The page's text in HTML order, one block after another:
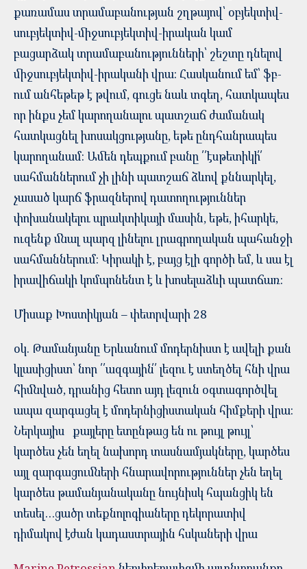
քառամաս տրամաբանության շղթայով՝ օբյեկտիվ-
սուբյեկտիվ-միջսուբյեկտիվ-իրական կամ
բացարձակ տրամաբանությունների՝ շեշտը դնելով
միջսուբյեկտիվ-իրականի վրա: Հասկանում եմ՝ ֆբ-
ում անհեթեթ է թվում, գուցե նաև տգեղ, հատկապես
որ ինքս չեմ կարողանալու պատշաճ ժամանակ
հատկացնել խոսակցությանը, եթե ընդհանրապես
կարողանամ: Ամեն դեպքում բանը ՛՛էսթետիկի՛՛
սահմաններում չի լինի պատշաճ ձևով քննարկել,
չասած կարճ ֆրազներով դատողություններ
փոխանակելու պրակտիկայի մասին, եթե, իհարկե,
ուզենք մնալ պարզ լինելու լրագրողական պահանջի
սահմաններում: Կիրակի է, բայց էլի գործի եմ, և սա էլ
իրավիճակի կոմպոնենտ է և խոսելաձևի պատճառ:
Միսաք Խոստիկյան – փետրվարի 28
օկ. Թամանյանը Երևանում մոդերնիստ է ավելի քան
կլասիցիստ՝ նոր ՛՛ազգային՛՛ լեզու է ստեղծել հնի վրա
հիմնված, դրանից հետո այդ լեզուն օգտագործվել
ապա զարգացել է մոդերնիցիստական հիմքերի վրա:
Ներկայիս քայլերը ետընթաց են ու թույլ թույլ՝
կարծես չեն եղել նախորդ տասնամյակները, կարծես
այլ զարգացումների հնարավորություններ չեն եղել
կարծես թամանյանականը նույնիսկ հպանցիկ են
տեսել…ցածր տեքնոլոգիաները դեկորատիվ
դիմակով էժան կադաստրային հսկաների վրա